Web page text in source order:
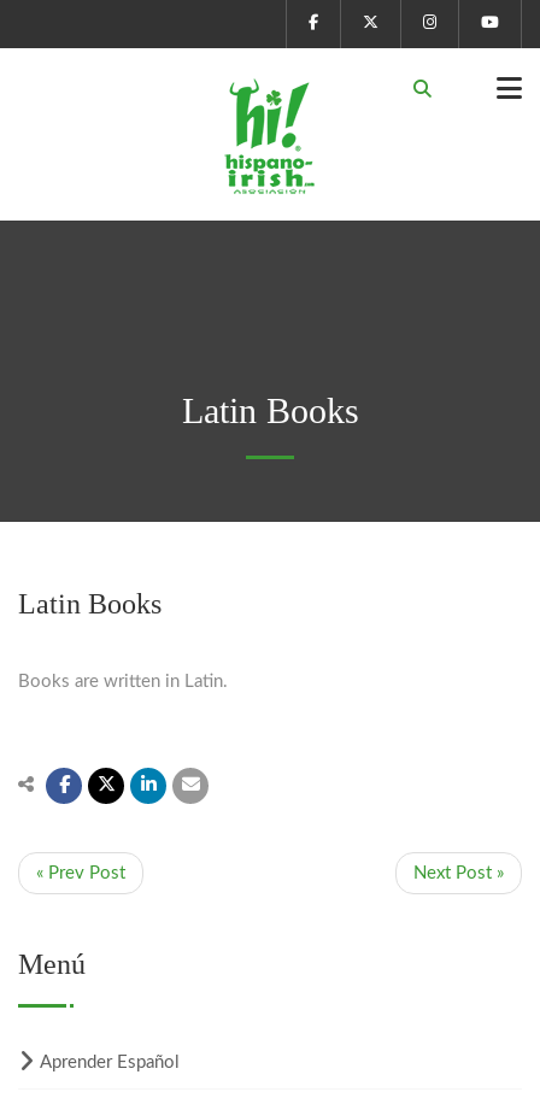
Latin Books
Latin Books
Books are written in Latin.
« Prev Post Next Post »
Menú
Aprender Español